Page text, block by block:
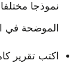
نموذجا
الموضحة في
اكتب تقرير